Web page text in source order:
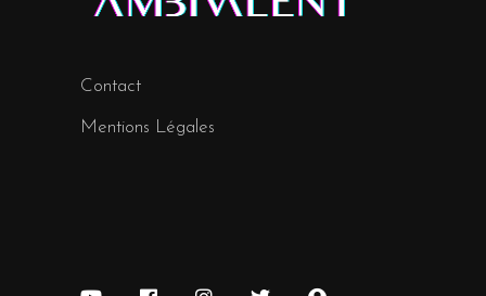
Contact
Mentions Légales